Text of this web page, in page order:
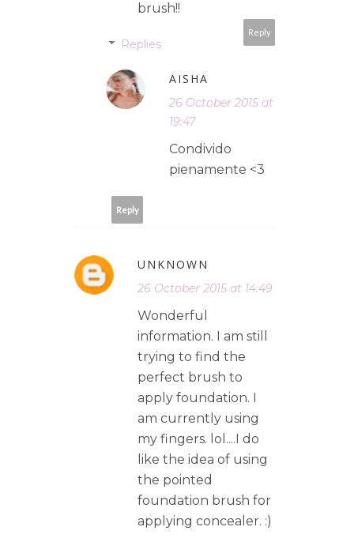
brush!!
Reply
Replies
AISHA
26 October 2015 at
19:47
Condivido
pienamente <3
Reply
UNKNOWN
26 October 2015 at 14:49
Wonderful
information. I am still
trying to find the
perfect brush to
apply foundation. I
am currently using
my fingers. lol....I do
like the idea of using
the pointed
foundation brush for
applying concealer. :)